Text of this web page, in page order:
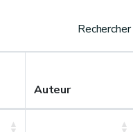
Rechercher
Auteur